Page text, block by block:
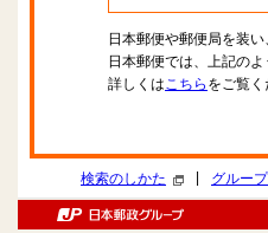
日本郵便や郵便局を装
日本郵便では、上記の
詳しくはこちら をご覧く
検索のしかた グルー